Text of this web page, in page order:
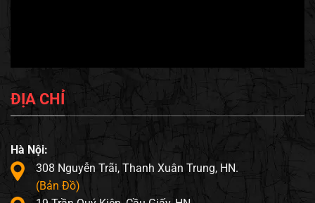
ĐỊA CHỈ
Hà Nội:
308 Nguyễn Trãi, Thanh Xuân Trung, HN.
(Bản Đồ)